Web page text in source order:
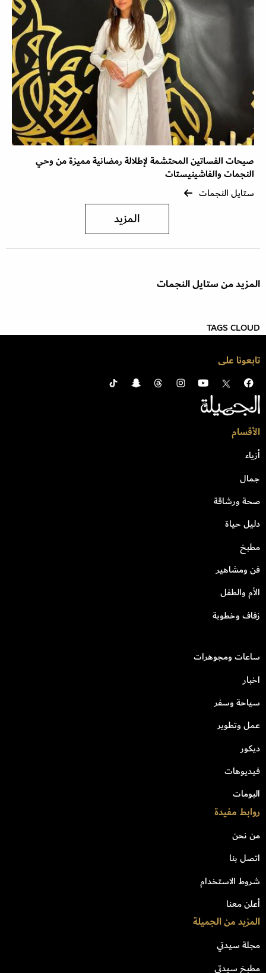
صيحات الفساتين المحتشمة لإطلالة رمضانية مميزة من وحي
النجمات والفاشينيستات
ستايل النجمات
المزيد
المزيد من ستايل النجمات
TAGS CLOUD
تابعونا على
الأقسام
أزياء
جمال
صحة ورشاقة
دليل حياة
مطبخ
فن ومشاهير
الأم والطفل
زفاف وخطوبة
ساعات ومجوهرات
اخبار
سياحة وسفر
عمل وتطوير
ديكور
فيديوهات
البومات
روابط مفيدة
من نحن
اتصل بنا
شروط الاستخدام
أعلن معنا
المزيد من الجميلة
مجلة سيدتي
مطبخ سيدتي